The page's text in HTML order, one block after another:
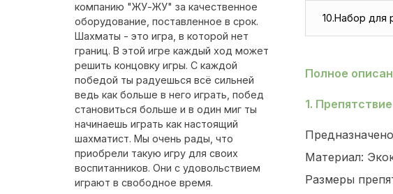
компанию "ЖУ-ЖУ" за качественное
оборудование, поставленное в срок.
Шахматы - это игра, в которой нет
границ. В этой игре каждый ход может
решить концовку игры. С каждой
победой ты радуешься всё сильней
ведь как больше в него играть, побед
становиться больше и в один миг ты
начинаешь играть как настоящий
шахматист. Мы очень рады, что
приобрели такую игру для своих
воспитанников. Они с удовольствием
играют в свободное время.
10.Набор для
Полное
1.
Материал:
Размеры